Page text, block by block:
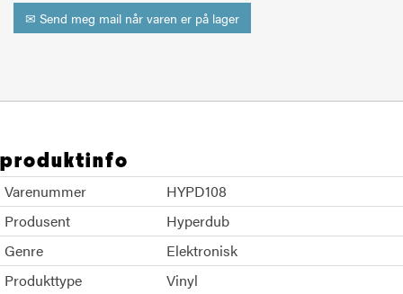
✉ Send meg mail når varen er på lager
produktinfo
Varenummer
HYPD108
Produsent
Hyperdub
Genre
Elektronisk
Produkttype
Vinyl